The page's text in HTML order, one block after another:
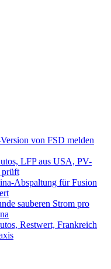
von FSD melden
LFP aus USA, PV-
prüft
Abspaltung für Fusion
sauberen Strom pro
Restwert, Frankreich